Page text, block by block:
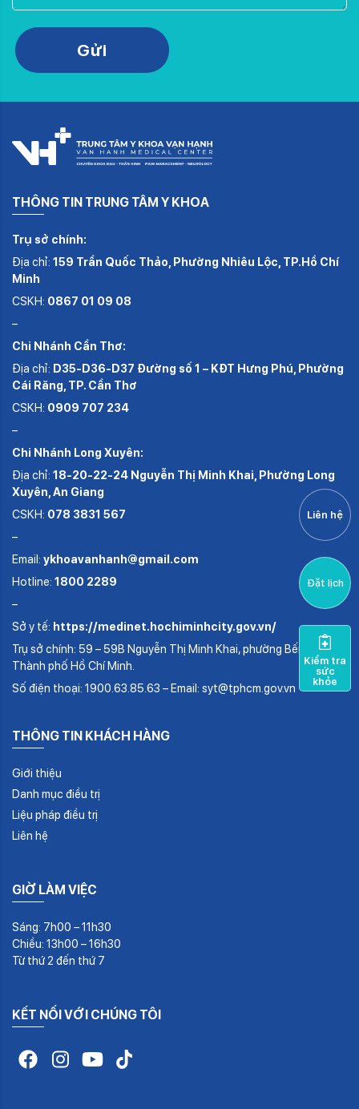
THÔNG TIN TRUNG TÂM Y KHOA
Trụ sở chính:
Địa chỉ: 159 Trần Quốc Thảo, Phường Nhiêu Lộc, TP.Hồ Chí
Minh
CSKH: 0867 01 09 08
–
Chi Nhánh Cần Thơ:
Địa chỉ: D35-D36-D37 Đường số 1 – KĐT Hưng Phú, Phường
Cái Răng, TP. Cần Thơ
CSKH: 0909 707 234
–
Chi Nhánh Long Xuyên:
Địa chỉ: 18-20-22-24 Nguyễn Thị Minh Khai, Phường Long
Xuyên, An Giang
CSKH: 078 3831 567
–
Email: ykhoavanhanh@gmail.com
Hotline: 1800 2289
–
Sở y tế: https://medinet.hochiminhcity.gov.vn/
Trụ sở chính: 59 – 59B Nguyễn Thị Minh Khai, phường Bến Thành,
Thành phố Hồ Chí Minh.
Số điện thoại: 1900.63.85.63 – Email: syt@tphcm.gov.vn
THÔNG TIN KHÁCH HÀNG
Giới thiệu
Danh mục điều trị
Liệu pháp điều trị
Liên hệ
GIỜ LÀM VIỆC
Sáng: 7h00 – 11h30
Chiều: 13h00 – 16h30
Từ thứ 2 đến thứ 7
KẾT NỐI VỚI CHÚNG TÔI
Please leave this field empty.
Gửi
Liên hệ
Đặt lịch
Kiểm tra
sức
khỏe